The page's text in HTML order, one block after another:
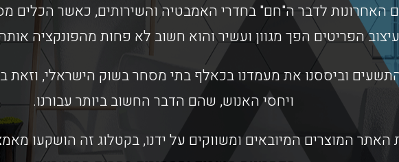
האחרונות לדבר ה"חם" בחדרי האמבטיה והשירותים, כאשר הכלים
עיצוב הפריטים הפך מגוון ועשיר והוא חשוב לא פחות מהפונקציה
וביססנו את מעמדנו בכאלף בתי מסחר בשוק הישראלי, וזאת
ויחסי האנוש, שהם הדבר החשוב ביותר עבורנו.
האתר המוצרים המיובאים ומשווקים על ידנו, בקטלוג זה הושקעו